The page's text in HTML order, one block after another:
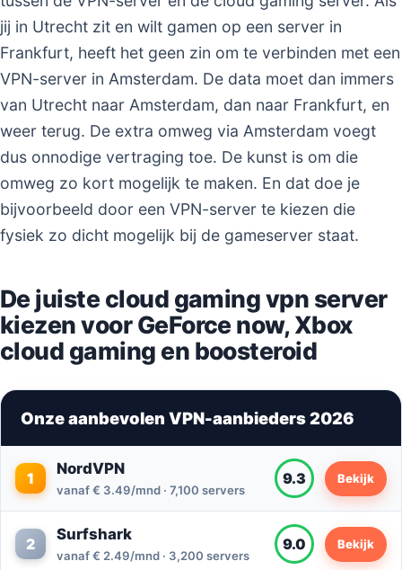
jij in Utrecht zit en wilt gamen op een server in
Frankfurt, heeft het geen zin om te verbinden met een
VPN-server in Amsterdam. De data moet dan immers
van Utrecht naar Amsterdam, dan naar Frankfurt, en
weer terug. De extra omweg via Amsterdam voegt
dus onnodige vertraging toe. De kunst is om die
omweg zo kort mogelijk te maken. En dat doe je
bijvoorbeeld door een VPN-server te kiezen die
fysiek zo dicht mogelijk bij de gameserver staat.
De juiste cloud gaming vpn server
kiezen voor GeForce now, Xbox
cloud gaming en boosteroid
Onze aanbevolen VPN-aanbieders 2026
1
NordVPN
vanaf € 3.49/mnd · 7,100 servers
9.3 Bekijk
2
Surfshark
vanaf € 2.49/mnd · 3,200 servers
9.0 Bekijk